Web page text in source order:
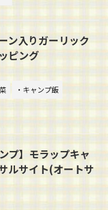
ン入りガーリック
ピング
・キャンプ飯
プ】モラップキャ
ルサイト(オートサ